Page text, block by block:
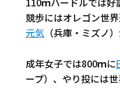
110ｍハードルでは好
競歩にはオレゴン世
元気 （兵庫・ミズノ
成年女子では800ｍに
ープ）、やり投には